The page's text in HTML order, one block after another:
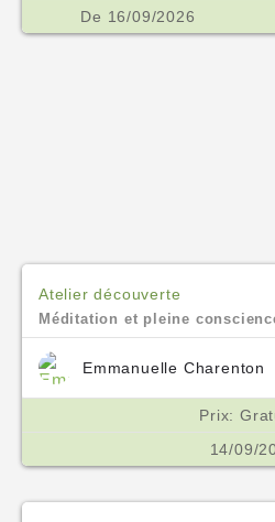
De 16/09/2026
Atelier découverte
Méditation et pleine
Emmanuelle Charenton
Prix:
14/09/